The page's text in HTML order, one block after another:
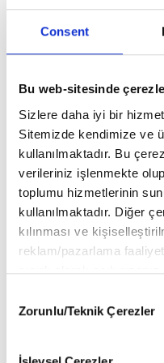
Consent
Bu web-sitesinde
Sizlere daha iyi bir
Sitemizde kendimize ve
kullanılmaktadır. Bu
verileriniz işlenmekte
toplumu hizmetlerinin
kullanılmaktadır. Diğer
kılınması ve
reklam/pazarlama
sınırlı olarak açık
vasıtasıyla
Selection
Zorunlu/Teknik Çerezler
Kış tatilinde
Dünyada birçok renkli ve